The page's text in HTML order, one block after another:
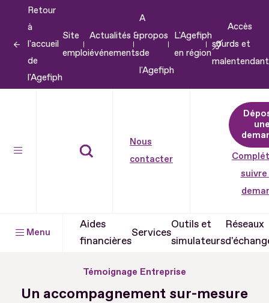
contenu
Retour
à
l'accueil
de
l'Agefiph
Site
emploi
Actualités &
événements
A
propos
de
l'Agefiph
L'Agefiph
en région
Accès
sourds et
Nous
contacter
suivre
Menu
Aides
financières
Services
Outils et
simulateurs
Réseaux
Témoignage Entreprise
Un accompagnement sur-mesure